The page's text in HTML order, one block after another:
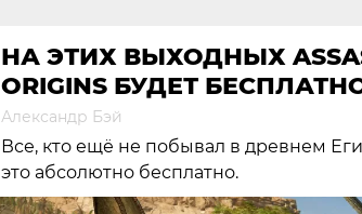
НА ЭТИХ ВЫХОДНЫХ
ORIGINS БУДЕТ
Александр Бэй
Все, кто ещё не побывал в древнем
это абсолютно бесплатно.